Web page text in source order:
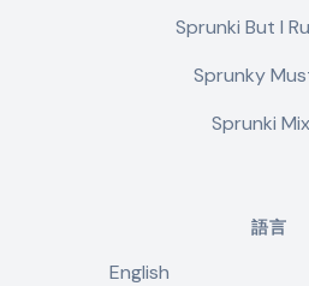
Sprunki But I
Sprunky
Sprunki
語言
English